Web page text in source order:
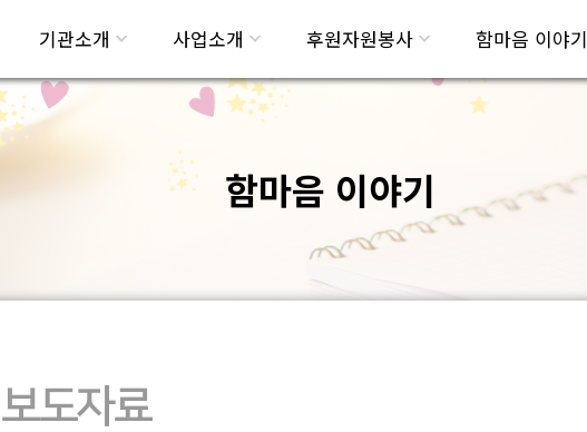
기관소개 사업소개 후원자원봉사 함마음 이야기
함마음 이야기
보도자료